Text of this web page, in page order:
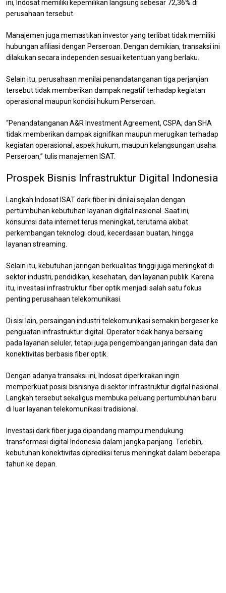
ini, Indosat memiliki kepemilikan langsung sebesar 72,36% di
perusahaan tersebut.
Manajemen juga memastikan investor yang terlibat tidak memiliki
hubungan afiliasi dengan Perseroan. Dengan demikian, transaksi ini
dilakukan secara independen sesuai ketentuan yang berlaku.
Selain itu, perusahaan menilai penandatanganan tiga perjanjian
tersebut tidak memberikan dampak negatif terhadap kegiatan
operasional maupun kondisi hukum Perseroan.
“Penandatanganan A&R Investment Agreement, CSPA, dan SHA
tidak memberikan dampak signifikan maupun merugikan terhadap
kegiatan operasional, aspek hukum, maupun kelangsungan usaha
Perseroan,” tulis manajemen ISAT.
Prospek Bisnis Infrastruktur Digital Indonesia
Langkah Indosat ISAT dark fiber ini dinilai sejalan dengan
pertumbuhan kebutuhan layanan digital nasional. Saat ini,
konsumsi data internet terus meningkat, terutama akibat
perkembangan teknologi cloud, kecerdasan buatan, hingga
layanan streaming.
Selain itu, kebutuhan jaringan berkualitas tinggi juga meningkat di
sektor industri, pendidikan, kesehatan, dan layanan publik. Karena
itu, investasi infrastruktur fiber optik menjadi salah satu fokus
penting perusahaan telekomunikasi.
Di sisi lain, persaingan industri telekomunikasi semakin bergeser ke
penguatan infrastruktur digital. Operator tidak hanya bersaing
pada layanan seluler, tetapi juga pengembangan jaringan data dan
konektivitas berbasis fiber optik.
Dengan adanya transaksi ini, Indosat diperkirakan ingin
memperkuat posisi bisnisnya di sektor infrastruktur digital nasional.
Langkah tersebut sekaligus membuka peluang pertumbuhan baru
di luar layanan telekomunikasi tradisional.
Investasi dark fiber juga dipandang mampu mendukung
transformasi digital Indonesia dalam jangka panjang. Terlebih,
kebutuhan konektivitas diprediksi terus meningkat dalam beberapa
tahun ke depan.